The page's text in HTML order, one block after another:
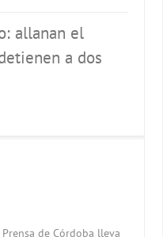
allanan el
a dos
de Córdoba lleva